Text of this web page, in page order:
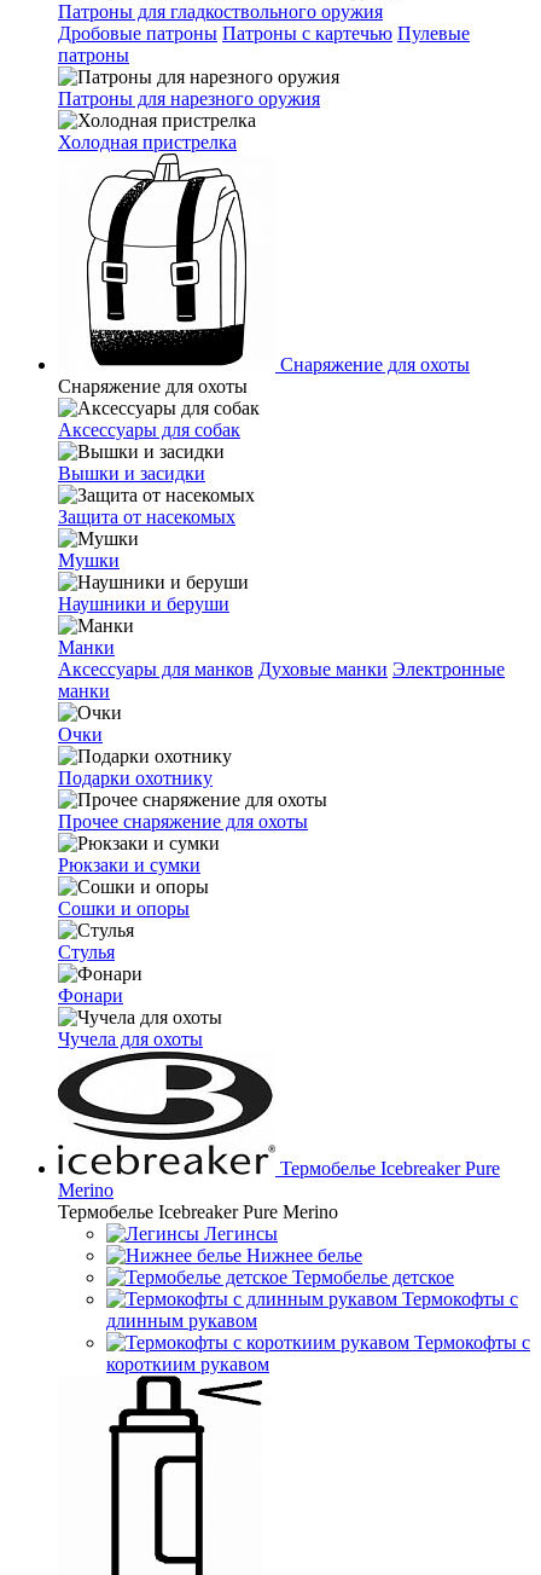
Патроны для гладкоствольного оружия
Дробовые патроны Патроны с картечью Пулевые
патроны
Патроны для нарезного оружия
Холодная пристрелка
Снаряжение для охоты
Снаряжение для охоты
Аксессуары для собак
Вышки и засидки
Защита от насекомых
Мушки
Наушники и беруши
Манки
Аксессуары для манков Духовые манки Электронные
манки
Очки
Подарки охотнику
Прочее снаряжение для охоты
Рюкзаки и сумки
Сошки и опоры
Стулья
Фонари
Чучела для охоты
Термобелье Icebreaker Pure
Merino
Термобелье Icebreaker Pure Merino
Легинсы
Нижнее белье
Термобелье детское
Термокофты с
длинным рукавом
Термокофты с
короткиим рукавом